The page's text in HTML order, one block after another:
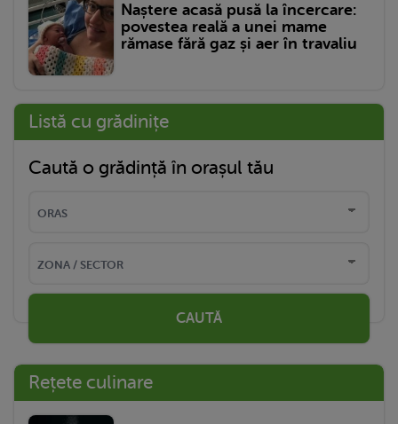
Naștere acasă pusă la încercare:
povestea reală a unei mame
rămase fără gaz și aer în travaliu
Listă cu grădinițe
Caută o grădință în orașul tău
CAUTĂ
Rețete culinare